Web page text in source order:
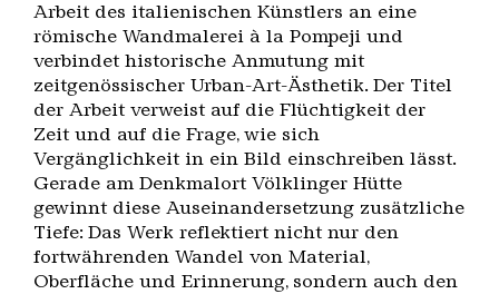
Arbeit des italienischen Künstlers an eine
römische Wandmalerei à la Pompeji und
verbindet historische Anmutung mit
zeitgenössischer Urban-Art-Ästhetik. Der Titel
der Arbeit verweist auf die Flüchtigkeit der
Zeit und auf die Frage, wie sich
Vergänglichkeit in ein Bild einschreiben lässt.
Gerade am Denkmalort Völklinger Hütte
gewinnt diese Auseinandersetzung zusätzliche
Tiefe: Das Werk reflektiert nicht nur den
fortwährenden Wandel von Material,
Oberfläche und Erinnerung, sondern auch den